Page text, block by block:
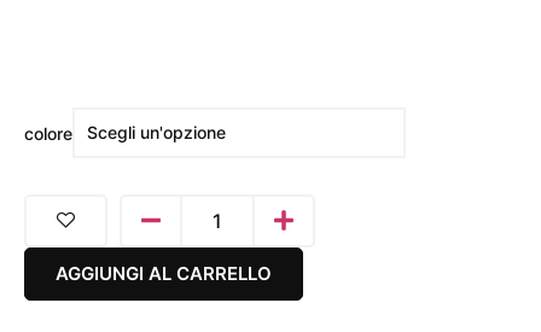
colore
AGGIUNGI AL CARRELLO